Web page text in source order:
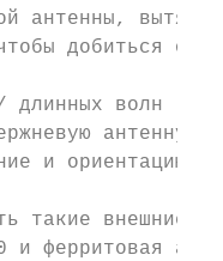
антенны,
добиться
длинных волн
антенну.
и ориентацию
такие внешние
и ферритовая